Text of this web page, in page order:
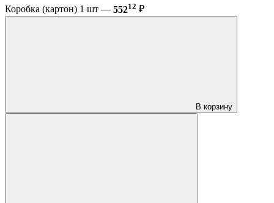
Коробка (картон) 1 шт — 55212 ₽
В корзину